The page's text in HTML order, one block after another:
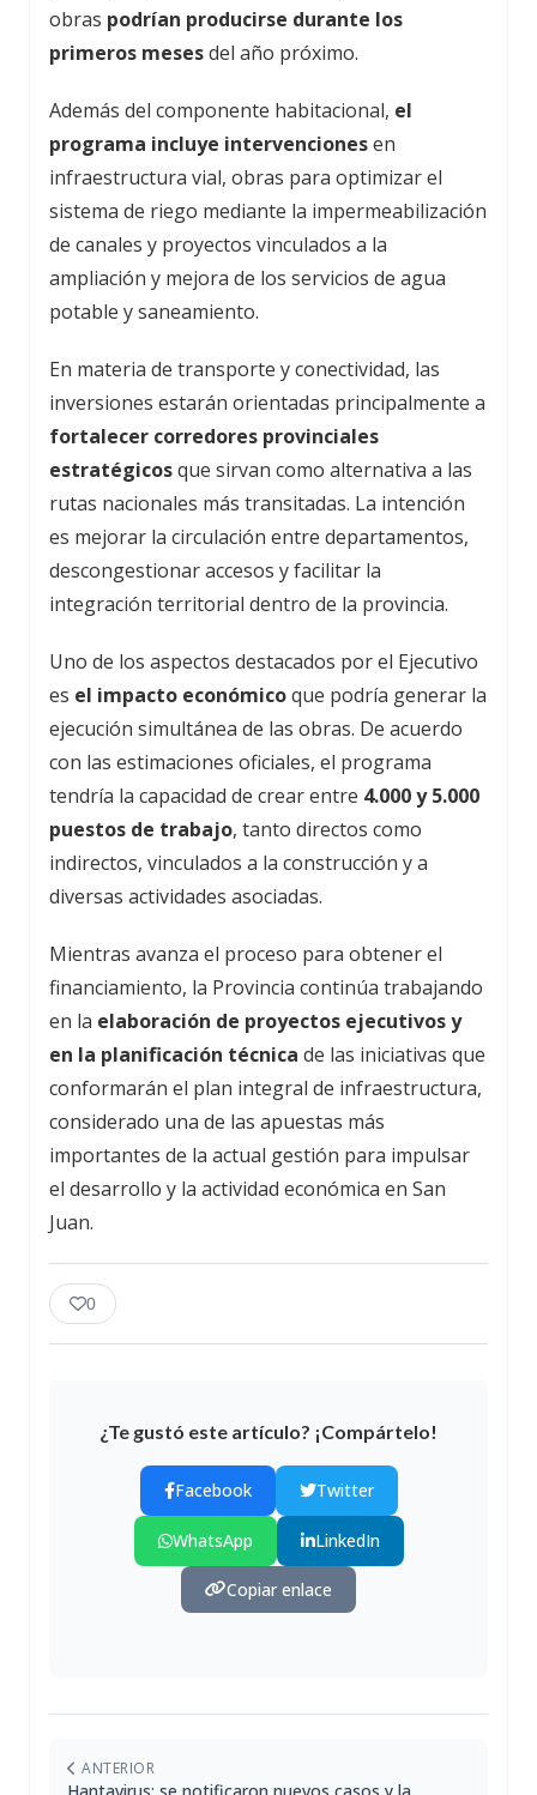
obras podrían producirse durante los
primeros mesesdel año próximo.
Además del componente habitacional, el
programa incluye intervencionesen
infraestructura vial, obras para optimizar el
sistema de riego mediante la impermeabilización
de canales y proyectos vinculados a la
ampliación y mejora de los servicios de agua
potable y saneamiento.
En materia de transporte y conectividad, las
inversiones estarán orientadas principalmente a
fortalecer corredores provinciales
estratégicosque sirvan como alternativa a las
rutas nacionales más transitadas. La intención
es mejorar la circulación entre departamentos,
descongestionar accesos y facilitar la
integración territorial dentro de la provincia.
Uno de los aspectos destacados por el Ejecutivo
es el impacto económicoque podría generar la
ejecución simultánea de las obras. De acuerdo
con las estimaciones oficiales, el programa
tendría la capacidad de crear entre 4.000 y 5.000
puestos de trabajo, tanto directos como
indirectos, vinculados a la construcción y a
diversas actividades asociadas.
Mientras avanza el proceso para obtener el
financiamiento, la Provincia continúa trabajando
en la elaboración de proyectos ejecutivos y
en la planificación técnica de las iniciativas que
conformarán el plan integral de infraestructura,
considerado una de las apuestas más
importantes de la actual gestión para impulsar
el desarrollo y la actividad económica en San
Juan.
0
¿Te gustó este artículo? ¡Compártelo!
Facebook Twitter
WhatsApp LinkedIn
Copiar enlace
ANTERIOR